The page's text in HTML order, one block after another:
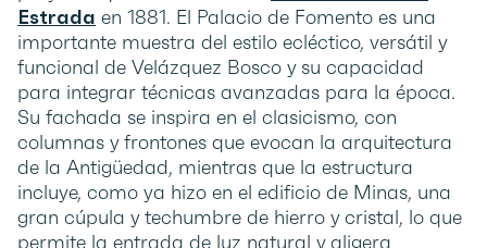
Estrada en 1881. El Palacio de Fomento es una
importante muestra del estilo ecléctico, versátil y
funcional de Velázquez Bosco y su capacidad
para integrar técnicas avanzadas para la época.
Su fachada se inspira en el clasicismo, con
columnas y frontones que evocan la arquitectura
de la Antigüedad, mientras que la estructura
incluye, como ya hizo en el edificio de Minas, una
gran cúpula y techumbre de hierro y cristal, lo que
permite la entrada de luz natural y aligera